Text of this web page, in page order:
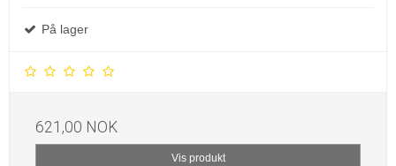
På lager
621,00 NOK
Vis produkt